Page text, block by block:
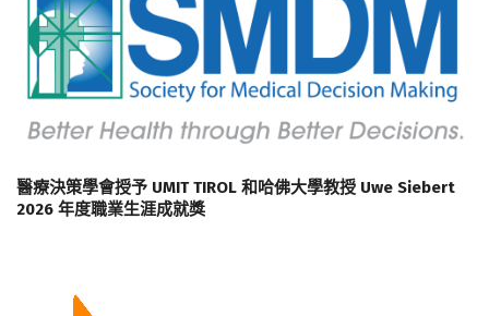
醫療決策學會授予 UMIT TIROL 和哈佛大學教授 Uwe Siebert
2026 年度職業生涯成就獎